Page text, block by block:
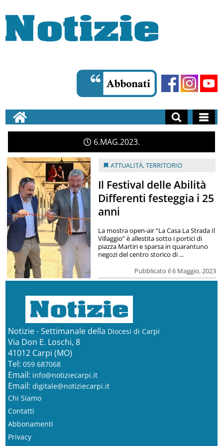
6 MAG 2023
ATTUALITÀ,TERRITORIO
Il Festival delle Abilità
Differenti festeggia i 25
anni
Pubblicato il 6 Maggio, 2023
La mostra open-air “La Casa La Strada Il
Villaggio” è allestita sotto i portici di
piazza Martiri e sparsa in quarantuno
negozi del centro storico di ...
Notizie - Settimanale della Diocesi di Carpi
Via Don E. Loschi, 8
41012 Carpi (MO)
Tel: 059 687068
Email: info@notiziecarpi.it
Email: digitale@notiziecarpi.it
Chi Siamo
Contatti
Abbonamenti
Privacy